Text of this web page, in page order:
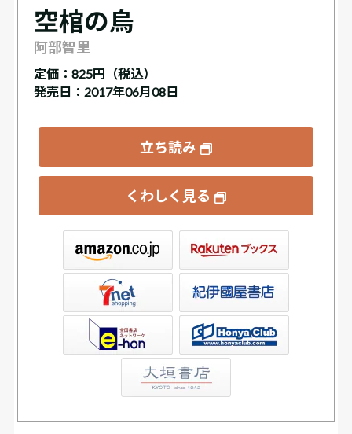
空棺の烏
阿部智里
定価： 825円（税込）
発売日：2017年06月08日
立ち読み
くわしく見る
書店ウェブストア